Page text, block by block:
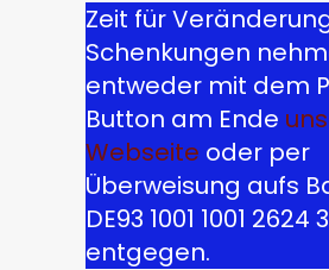
Zeit für
Schenkungen
entweder mit dem
Button am Ende
Webseite oder per
Überweisung aufs
DE93 1001 1001 2624
entgegen.